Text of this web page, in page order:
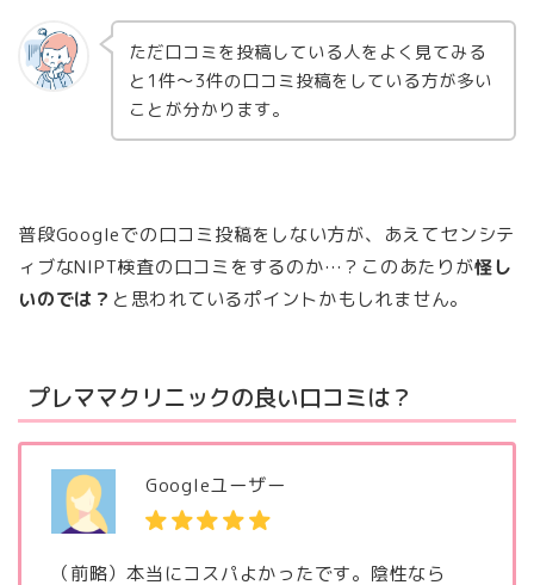
ただ口コミを投稿している人をよく見てみる
と1件～3件の口コミ投稿をしている方が多い
ことが分かります。
普段Googleでの口コミ投稿をしない方が、あえてセンシテ
ィブなNIPT検査の口コミをするのか…？このあたりが怪し
いのでは？ と思われているポイントかもしれません。
プレママクリニックの良い口コミは？
Googleユーザー
（前略）本当にコスパよかったです。陰性なら